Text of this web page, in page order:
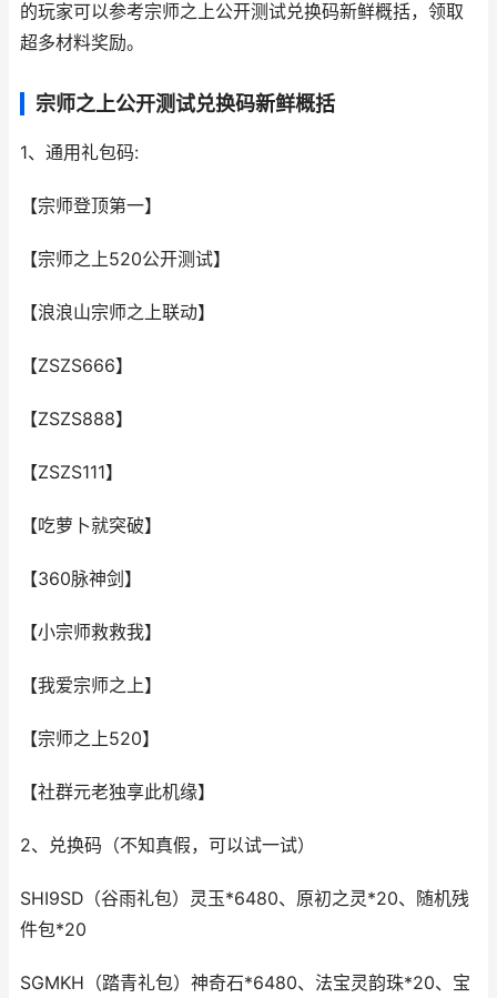
的玩家可以参考宗师之上公开测试兑换码新鲜概括，领取
超多材料奖励。
宗师之上公开测试兑换码新鲜概括
1、通用礼包码:
【宗师登顶第一】
【宗师之上520公开测试】
【浪浪山宗师之上联动】
【ZSZS666】
【ZSZS888】
【ZSZS111】
【吃萝卜就突破】
【360脉神剑】
【小宗师救救我】
【我爱宗师之上】
【宗师之上520】
【社群元老独享此机缘】
2、兑换码（不知真假，可以试一试）
SHI9SD（谷雨礼包）灵玉*6480、原初之灵*20、随机残
件包*20
SGMKH（踏青礼包）神奇石*6480、法宝灵韵珠*20、宝